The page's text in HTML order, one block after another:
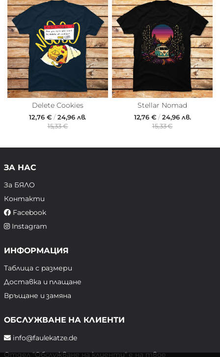
Delete Cookies
12,76 € /24,96 лв.
15,33 €
Stellar Nomad
12,76 €/24,96 лв.
15,33 €
ЗА НАС
За БЯЛО
Контакти
Facebook
Instagram
ИНФОРМАЦИЯ
Таблица с размери
Доставка и плащане
Връщане и замяна
ОБСЛУЖВАНЕ НА КЛИЕНТИ
info@faulekatze.de
Отдел "Обслужване на клиенти" е на твое